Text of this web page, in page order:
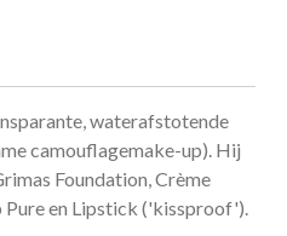
waterafstotende
camouflagemake-up). Hij
Foundation, Crème
en Lipstick ('kissproof').